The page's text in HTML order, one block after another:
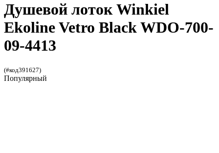
Душевой лоток Winkiel
Ekoline Vetro Black WDO-700-
09-4413
(#код391627)
Популярный